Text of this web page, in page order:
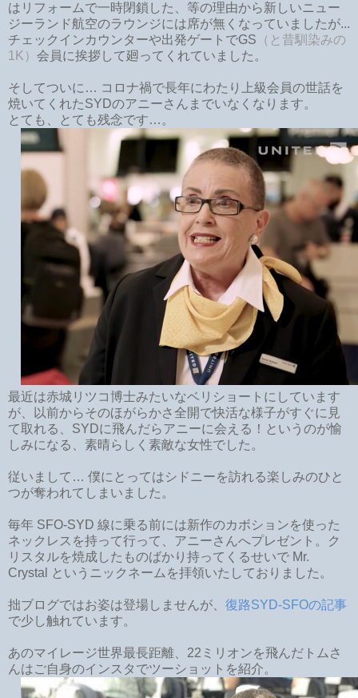
はリフォームで一時閉鎖した、等の理由から新しいニュー
ジーランド航空のラウンジには席が無くなっていましたが...
チェックインカウンターや出発ゲートでGS （と昔馴染みの
1K） 会員に挨拶して廻ってくれていました。
そしてついに… コロナ禍で長年にわたり上級会員の世話を
焼いてくれたSYDのアニーさんまでいなくなります。
とても、とても残念です…。
最近は赤城リツコ博士みたいなベリショートにしています
が、以前からそのほがらかさ全開で快活な様子がすぐに見
て取れる、SYDに飛んだらアニーに会える！というのが愉
しみになる、素晴らしく素敵な女性でした。
従いまして… 僕にとってはシドニーを訪れる楽しみのひと
つが奪われてしまいました。
毎年 SFO-SYD 線に乗る前には新作のカボションを使った
ネックレスを持って行って、アニーさんへプレゼント。ク
リスタルを焼成したものばかり持ってくるせいで Mr.
Crystal というニックネームを拝領いたしておりました。
拙ブログではお姿は登場しませんが、 復路SYD-SFOの記事
で少し触れています。
あのマイレージ世界最長距離、22ミリオンを飛んだトムさ
んはご自身のインスタでツーショットを紹介。